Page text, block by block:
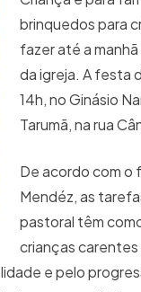
brinquedos para
fazer até a
da igreja. A festa
14h, no Ginásio
Tarumã, na rua
De acordo com o
Mendéz, as
pastoral têm
crianças
e pelo